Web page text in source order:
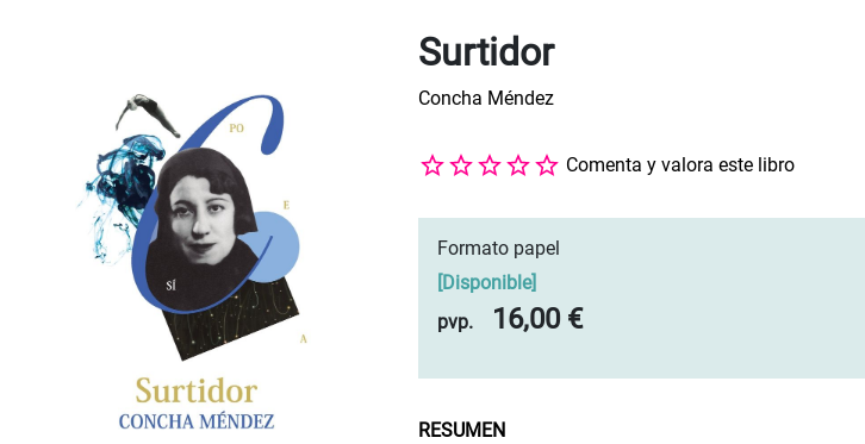
Surtidor
Concha Méndez
Comenta y valora este libro
Formato papel
Disponible]
pvp.
16,00 €
RESUMEN